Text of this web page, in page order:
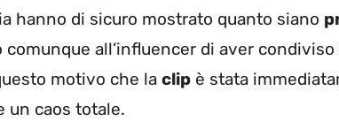
hanno di sicuro mostrato quanto siano
all’influencer di aver condiviso
motivo che la clip è stata
un caos totale.